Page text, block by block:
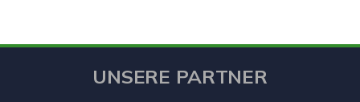
UNSERE PARTNER